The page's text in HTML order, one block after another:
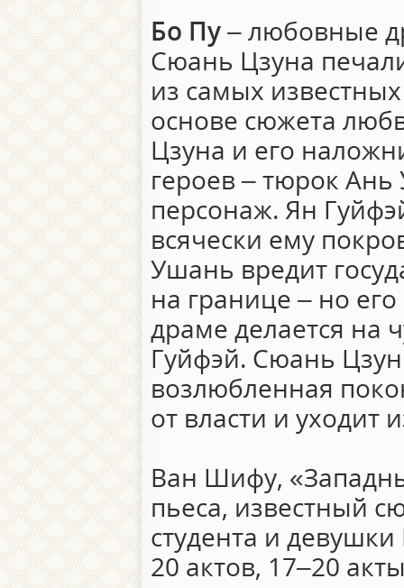
Бо Пу– любовные
Сюань Цзуна
из самых
основе сюжета
Цзуна и его
героев – тюрок
персонаж. Ян
всячески ему
Ушань вредит
на границе – но
драме делается на
Гуйфэй. Сюань
возлюбленная
от власти и уходит
Ван Шифу,
пьеса, известный
студента и
20 актов, 17–20